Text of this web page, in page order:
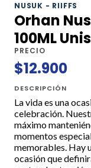
NUSUK - RIIFFS
Orhan
100ML
PRECIO
$12.900
DESCRIPCIÓN
La vida es una
celebración.
máximo
momentos
memorables. Hay
ocasión que